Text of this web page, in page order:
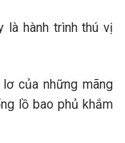
là hành trình thú vị
của những mãng
lồ bao phủ khắm